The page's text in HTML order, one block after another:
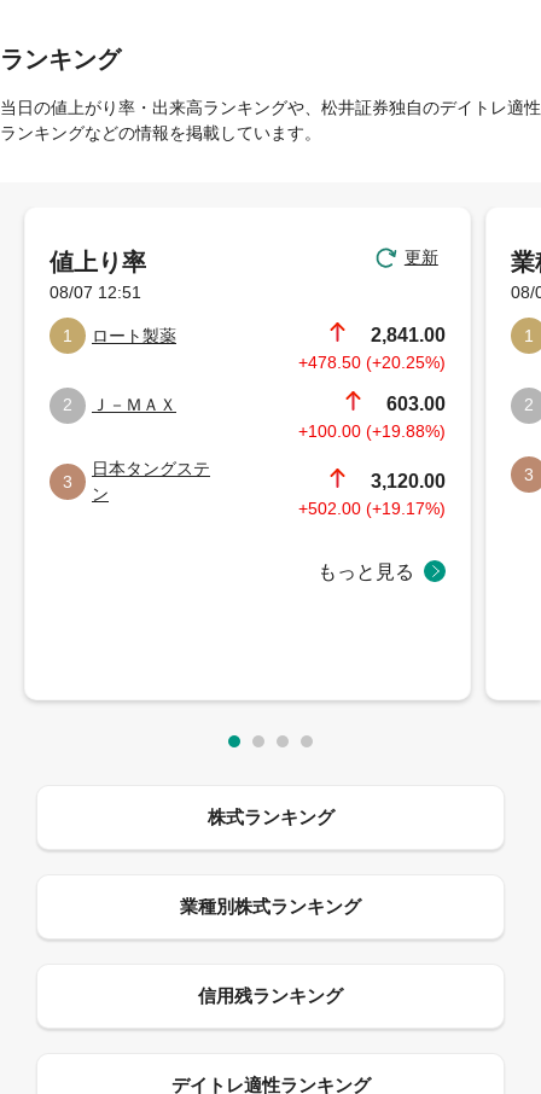
ランキング
当日の値上がり率・出来高ランキングや、松井証券独自のデイトレ適性
ランキングなどの情報を掲載しています。